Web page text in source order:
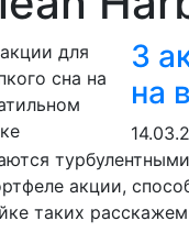
3
на
акции,
таких